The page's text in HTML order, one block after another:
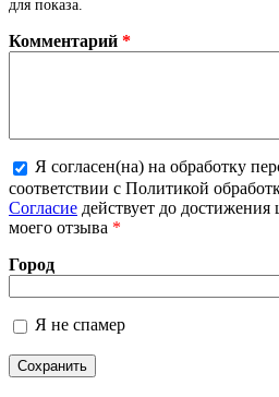
для показа.
Комментарий *
Более подробная
форматах
Я согласен(на) на обработку
соответствии с Политикой
Согласие действует до достижения
моего отзыва *
Город
Я не спамер
Я спамер